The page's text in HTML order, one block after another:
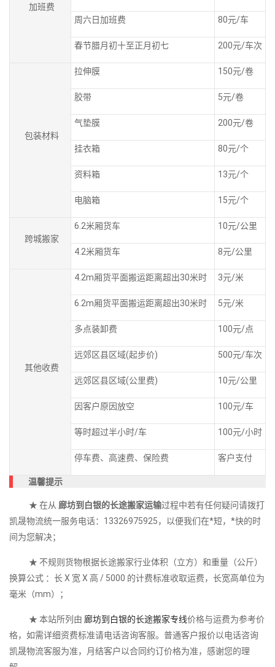
加班费
周六日加班费 80元/车
春节腊月初十至正月初七 200元/车次
包装材料
拉伸膜 150元/卷
胶带 5元/卷
气垫膜 200元/卷
挂衣箱 80元/个
资料箱 13元/个
电脑箱 15元/个
跨城搬家
6.2米厢货车 10元/公里
4.2米厢货车 8元/公里
其他收费
4.2m厢货平面搬运距离超出30米时 3元/米
6.2m厢货平面搬运距离超出30米时 5元/米
多点装卸费 100元/点
远郊区县区域(起步价) 500元/车次
远郊区县区域(公里费) 10元/公里
因客户原因放空 100元/车
等时超过半小时/车 100元/小时
停车费、高速费、保险费 客户支付
温馨提示
★ 在从 廊坊到白银的长途搬家运输过程中若有任何疑问请拨打
凯晟物流统一服务电话：13326975925，以便我们在*短，*快的时
间为您解决；
★ 不规则货物根据长途搬家行业体积（立方）和重量（公斤）
换算公式 ：长 X 宽 X 高 / 5000 的计费标准收取运费，长宽高单位为
毫米（mm）；
★ 本站所列由 廊坊到白银的长途搬家专线价格与运费为参考价
格，如需详细资费标准请电话咨询客服。普通客户报价以电话咨询
凯晟物流客服为准，月结客户以合同约订价格为准，感谢您的理